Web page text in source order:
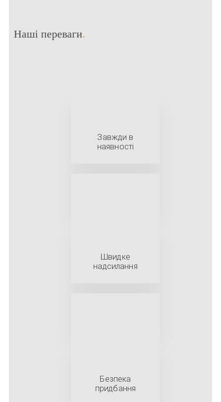
Наші переваги.
Завжди в
наявності
Швидке
надсилання
Безпека
придбання